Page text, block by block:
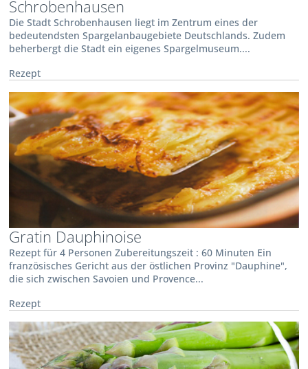
Schrobenhausen
Die Stadt Schrobenhausen liegt im Zentrum eines der
bedeutendsten Spargelanbaugebiete Deutschlands. Zudem
beherbergt die Stadt ein eigenes Spargelmuseum....
Rezept
Gratin Dauphinoise
Rezept für 4 Personen Zubereitungszeit : 60 Minuten Ein
französisches Gericht aus der östlichen Provinz "Dauphine",
die sich zwischen Savoien und Provence...
Rezept